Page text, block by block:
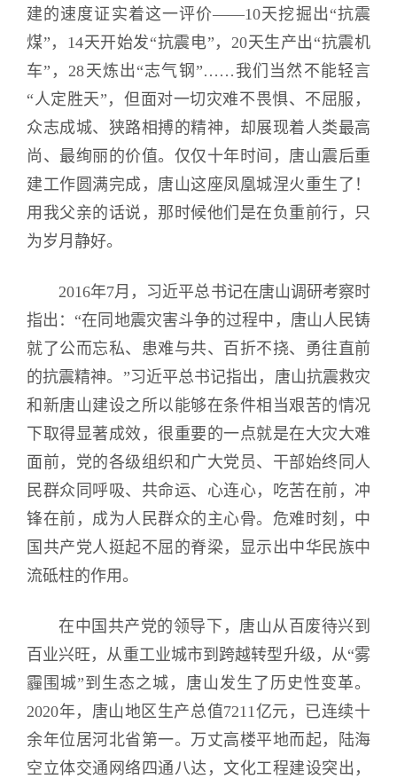
建的速度证实着这一评价——10天挖掘出“抗震
煤”，14天开始发“抗震电”，20天生产出“抗震机
车”，28天炼出“志气钢”……我们当然不能轻言
“人定胜天”，但面对一切灾难不畏惧、不屈服，
众志成城、狭路相搏的精神，却展现着人类最高
尚、最绚丽的价值。仅仅十年时间，唐山震后重
建工作圆满完成，唐山这座凤凰城涅火重生了！
用我父亲的话说，那时候他们是在负重前行，只
为岁月静好。
2016年7月，习近平总书记在唐山调研考察时
指出：“在同地震灾害斗争的过程中，唐山人民铸
就了公而忘私、患难与共、百折不挠、勇往直前
的抗震精神。”习近平总书记指出，唐山抗震救灾
和新唐山建设之所以能够在条件相当艰苦的情况
下取得显著成效，很重要的一点就是在大灾大难
面前，党的各级组织和广大党员、干部始终同人
民群众同呼吸、共命运、心连心，吃苦在前，冲
锋在前，成为人民群众的主心骨。危难时刻，中
国共产党人挺起不屈的脊梁，显示出中华民族中
流砥柱的作用。
在中国共产党的领导下，唐山从百废待兴到
百业兴旺，从重工业城市到跨越转型升级，从“雾
霾围城”到生态之城，唐山发生了历史性变革。
2020年，唐山地区生产总值7211亿元，已连续十
余年位居河北省第一。万丈高楼平地而起，陆海
空立体交通网络四通八达，文化工程建设突出，